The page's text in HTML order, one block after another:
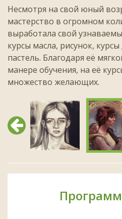
Несмотря на свой юный
мастерство в огромном
выработала свой
курсы масла, рисунок,
пастель. Благодаря её
манере обучения, на её
множество желающих.
Предыдущий